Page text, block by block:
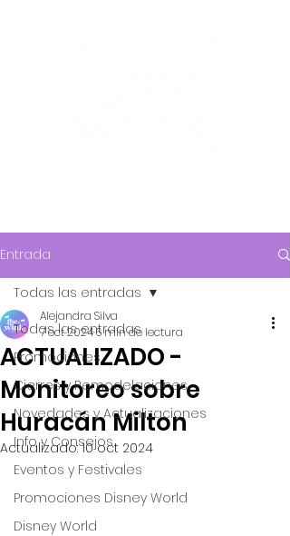
Entrada
Todas las entradas
Promociones
Cierres y Remodelaciones
Novedades y Actualizaciones
Info y Consejos
Eventos y Festivales
Promociones Disney World
Disney World
Todas las entradas
ACTUALIZADO -
Monitoreo sobre
Huracán Milton
Alejandra Silva
7 oct 20246 min de lectura
Actualizado:10 oct 2024